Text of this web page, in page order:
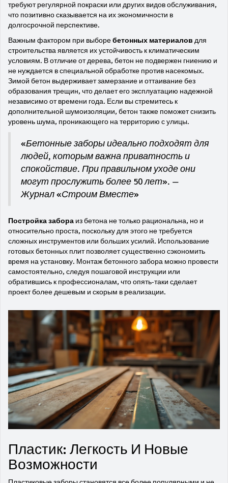
требуют регулярной покраски или других видов обслуживания,
что позитивно сказывается на их экономичности в
долгосрочной перспективе.
Важным фактором при выборебетонных материалов для
строительства является их устойчивость к климатическим
условиям. В отличие от дерева, бетон не подвержен гниению и
не нуждается в специальной обработке против насекомых.
Зимой бетон выдерживает замерзание и оттаивание без
образования трещин, что делает его эксплуатацию надежной
независимо от времени года. Если вы стремитесь к
дополнительной шумоизоляции, бетон также поможет снизить
уровень шума, проникающего на территорию с улицы.
«Бетонные заборы идеально подходят для
людей, которым важна приватность и
спокойствие. При правильном уходе они
могут прослужить более 50 лет». —
Журнал «Строим Вместе»
Постройка забора из бетона не только рациональна, но и
относительно проста, поскольку для этого не требуется
сложных инструментов или больших усилий. Использование
готовых бетонных плит позволяет существенно сэкономить
время на установку. Монтаж бетонного забора можно провести
самостоятельно, следуя пошаговой инструкции или
обратившись к профессионалам, что опять-таки сделает
проект более дешевым и скорым в реализации.
Пластик: Легкость И Новые
Возможности